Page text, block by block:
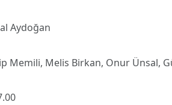
Aydoğan
Memili, Melis Birkan, Onur Ünsal,